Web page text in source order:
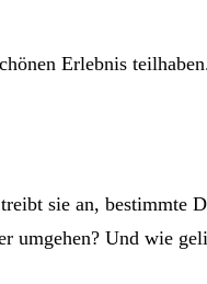
Erlebnis
sie an, bestimmte
umgehen? Und wie